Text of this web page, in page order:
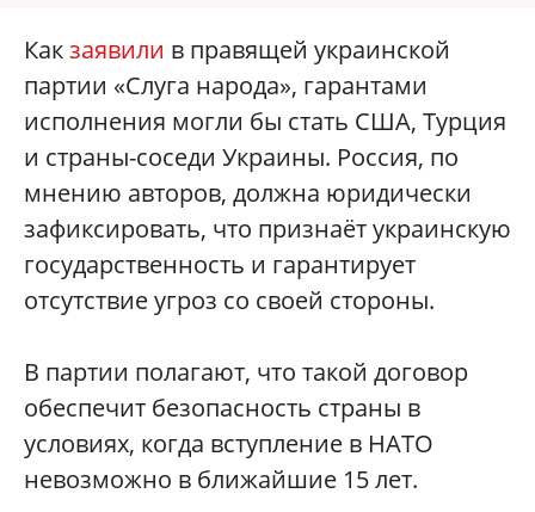
Какзаявили в правящей украинской
партии «Слуга народа», гарантами
исполнения могли бы стать США, Турция
и страны-соседи Украины. Россия, по
мнению авторов, должна юридически
зафиксировать, что признаёт украинскую
государственность и гарантирует
отсутствие угроз со своей стороны.
В партии полагают, что такой договор
обеспечит безопасность страны в
условиях, когда вступление в НАТО
невозможно в ближайшие 15 лет.